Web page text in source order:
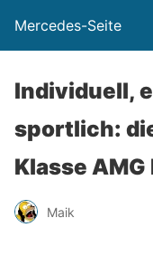
Mercedes-Seite
Individuell,
sportlich:
Klasse AMG
Maik